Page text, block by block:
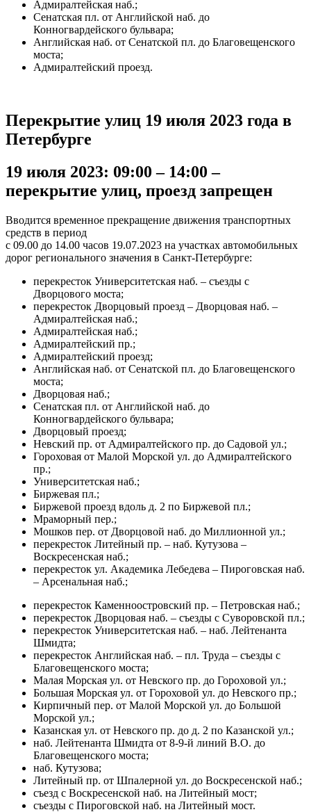
Адмиралтейская наб.;
Сенатская пл. от Английской наб. до
Конногвардейского бульвара;
Английская наб. от Сенатской пл. до Благовещенского
моста;
Адмиралтейский проезд.
Перекрытие улиц 19 июля 2023 года в
Петербурге
19 июля 2023: 09:00 – 14:00 –
перекрытие улиц, проезд запрещен
Вводится временное прекращение движения транспортных
средств в период
с 09.00 до 14.00 часов 19.07.2023 на участках автомобильных
дорог регионального значения в Санкт-Петербурге:
перекресток Университетская наб. – съезды с
Дворцового моста;
перекресток Дворцовый проезд – Дворцовая наб. –
Адмиралтейская наб.;
Адмиралтейская наб.;
Адмиралтейский пр.;
Адмиралтейский проезд;
Английская наб. от Сенатской пл. до Благовещенского
моста;
Дворцовая наб.;
Сенатская пл. от Английской наб. до
Конногвардейского бульвара;
Дворцовый проезд;
Невский пр. от Адмиралтейского пр. до Садовой ул.;
Гороховая от Малой Морской ул. до Адмиралтейского
пр.;
Университетская наб.;
Биржевая пл.;
Биржевой проезд вдоль д. 2 по Биржевой пл.;
Мраморный пер.;
Мошков пер. от Дворцовой наб. до Миллионной ул.;
перекресток Литейный пр. – наб. Кутузова –
Воскресенская наб.;
перекресток ул. Академика Лебедева – Пироговская наб.
– Арсенальная наб.;
перекресток Каменноостровский пр. – Петровская наб.;
перекресток Дворцовая наб. – съезды с Суворовской пл.;
перекресток Университетская наб. – наб. Лейтенанта
Шмидта;
перекресток Английская наб. – пл. Труда – съезды с
Благовещенского моста;
Малая Морская ул. от Невского пр. до Гороховой ул.;
Большая Морская ул. от Гороховой ул. до Невского пр.;
Кирпичный пер. от Малой Морской ул. до Большой
Морской ул.;
Казанская ул. от Невского пр. до д. 2 по Казанской ул.;
наб. Лейтенанта Шмидта от 8-9-й линий В.О. до
Благовещенского моста;
наб. Кутузова;
Литейный пр. от Шпалерной ул. до Воскресенской наб.;
съезд с Воскресенской наб. на Литейный мост;
съезды с Пироговской наб. на Литейный мост.